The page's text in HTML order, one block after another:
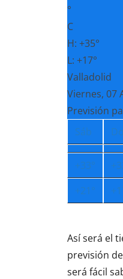
°
C
H: +35°
L: +17°
Valladolid
Viernes, 07
Previsión
Sáb
+33° +
+21° +
Así será el
previsión
será fácil